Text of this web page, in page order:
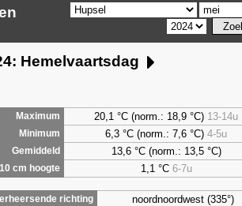
Hemelvaartsdag
Maximum 20,1 °C (norm.: 18,9 °C) 13-14u
Minimum 6,3 °C (norm.: 7,6 °C) 4-5u
Gemiddeld 13,6 °C (norm.: 13,5 °C)
cm hoogte 1,1 °C 6-7u
richting noordnoordwest (335°)